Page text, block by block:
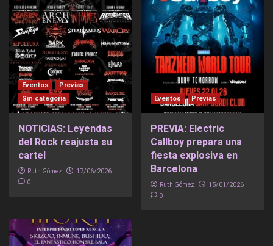
Eventos
Previas
Sin categoría
NOTICIAS: Leyendas
del Rock reajusta su
cartel
Ruth Gómez 17/06/2026
0
Eventos Previas
PREVIA: Electric
Callboy prepara una
fiesta explosiva en
Barcelona
Ruth Gómez 15/01/2026
0